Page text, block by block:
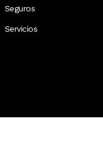
Seguros
Servicios